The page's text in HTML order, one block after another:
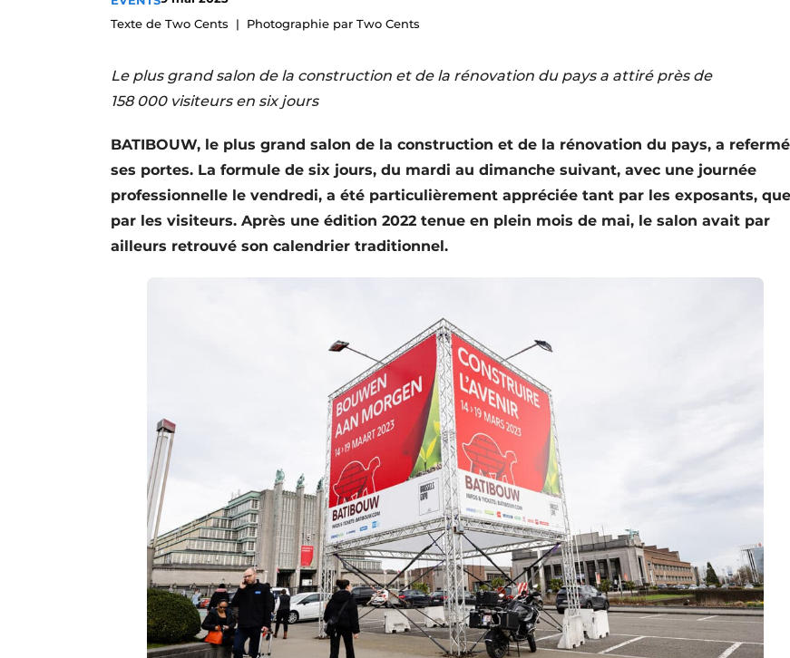
S’inscrire à l’événement
Termes et conditions
Texte de Two Cents
Photographie par Two Cents
Le plus grand salon de la construction et de la rénovation du pays a ­attiré près de
158 000 visiteurs en six jours
BATIBOUW, le plus grand salon de la construction et de la rénovation du pays, a refermé
ses portes. La formule de six jours, du mardi au dimanche suivant, avec une journée
professionnelle le vendredi, a été particulièrement appréciée tant par les exposants, que
par les visiteurs. Après une édition 2022 tenue en plein mois de mai, le salon avait par
ailleurs retrouvé son calendrier traditionnel.